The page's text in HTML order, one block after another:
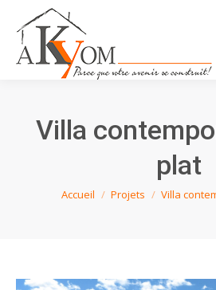
Villa
plat
Vous êtes ici :
Accueil Projets Villa